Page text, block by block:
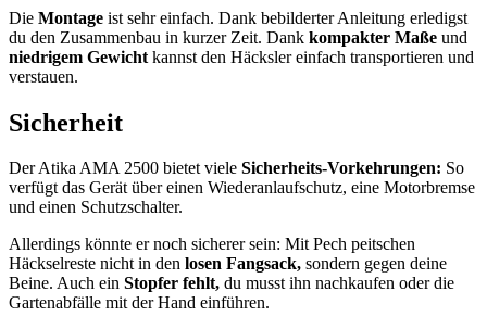
Die Montage ist sehr einfach. Dank bebilderter Anleitung erledigst
du den Zusammenbau in kurzer Zeit. Dank kompakter Maße und
niedrigem Gewicht kannst den Häcksler einfach transportieren und
verstauen.
Sicherheit
Der Atika AMA 2500 bietet viele Sicherheits-Vorkehrungen: So
verfügt das Gerät über einen Wiederanlaufschutz, eine Motorbremse
und einen Schutzschalter.
Allerdings könnte er noch sicherer sein: Mit Pech peitschen
Häckselreste nicht in den losen Fangsack, sondern gegen deine
Beine. Auch ein Stopfer fehlt, du musst ihn nachkaufen oder die
Gartenabfälle mit der Hand einführen.